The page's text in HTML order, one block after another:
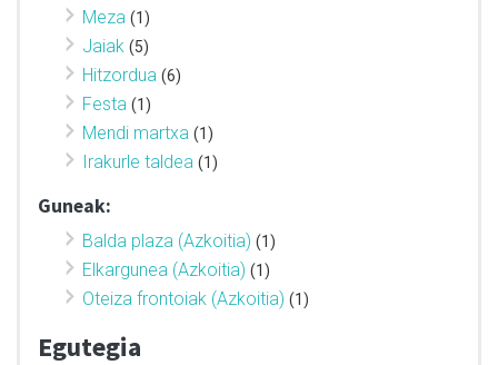
Meza (1)
Jaiak (5)
Hitzordua (6)
Festa (1)
Mendi martxa (1)
Irakurle taldea (1)
Guneak:
Balda plaza (Azkoitia) (1)
Elkargunea (Azkoitia) (1)
Oteiza frontoiak (Azkoitia) (1)
Egutegia